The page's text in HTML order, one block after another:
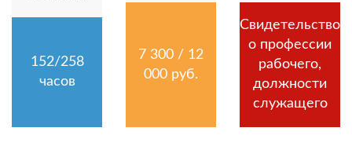
152/258
часов
7 300 / 12
000 руб.
Свидетельство
о профессии
рабочего,
должности
служащего